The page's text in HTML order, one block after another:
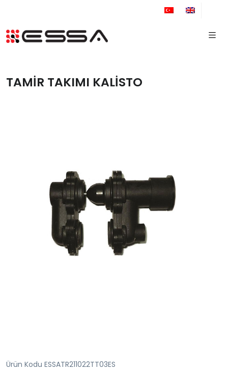
TAMİR TAKIMI KALİSTO
Ürün Kodu ESSATR211022TT03ES